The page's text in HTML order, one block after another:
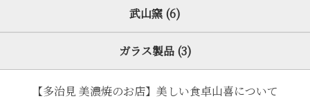
武山窯 (6)
ガラス製品 (3)
【多治見 美濃焼のお店】美しい食卓山喜について